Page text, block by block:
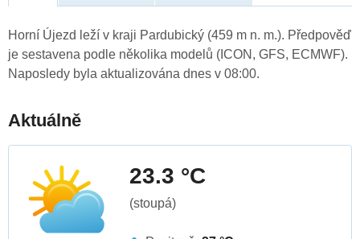
Horní Újezd leží v kraji Pardubický (459 m n. m.). Předpověď
je sestavena podle několika modelů (ICON, GFS, ECMWF).
Naposledy byla aktualizována dnes v 08:00.
Aktuálně
23.3 °C
(stoupá)